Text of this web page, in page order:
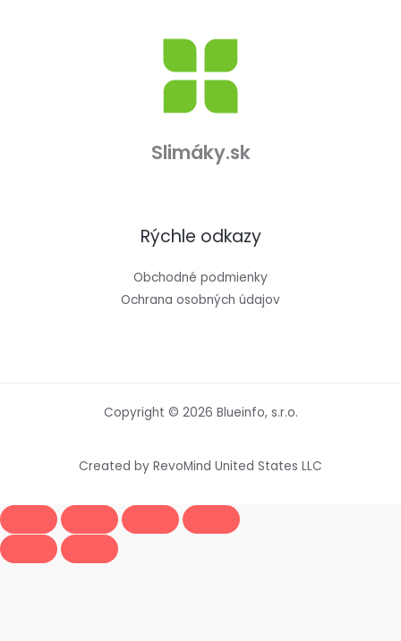
Slimáky.sk
Rýchle odkazy
Obchodné podmienky
Ochrana osobných údajov
Copyright © 2026 Blueinfo, s.r.o.
Created by RevoMind United States LLC